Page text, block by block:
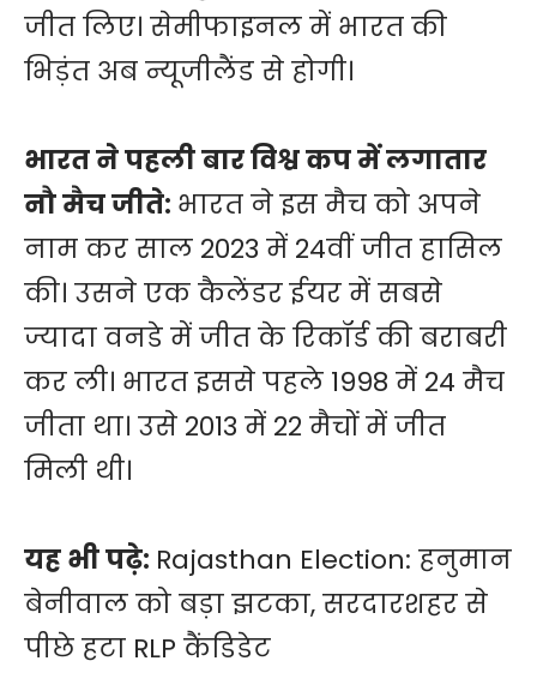
जीत लिए। सेमीफाइनल में भारत की
भिड़ंत अब न्यूजीलैंड से होगी।
भारत ने पहली बार विश्व कप में लगातार
नौ मैच जीते: भारत ने इस मैच को अपने
नाम कर साल 2023 में 24वीं जीत हासिल
की। उसने एक कैलेंडर ईयर में सबसे
ज्यादा वनडे में जीत के रिकॉर्ड की बराबरी
कर ली। भारत इससे पहले 1998 में 24 मैच
जीता था। उसे 2013 में 22 मैचों में जीत
मिली थी।
यह भी पढ़े: Rajasthan Election: हनुमान
बेनीवाल को बड़ा झटका, सरदारशहर से
पीछे हटा RLP कैंडिडेट